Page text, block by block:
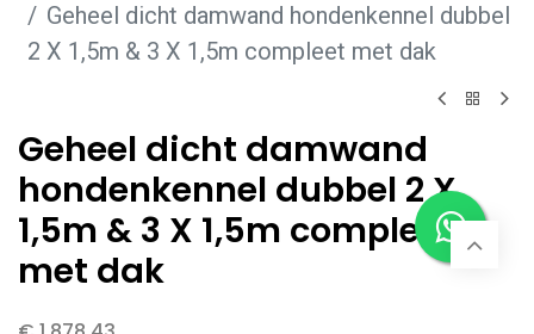
Geheel dicht damwand hondenkennel dubbel
2 X 1,5m & 3 X 1,5m compleet met dak
Geheel dicht damwand
hondenkennel dubbel 2 X
1,5m & 3 X 1,5m compleet
met dak